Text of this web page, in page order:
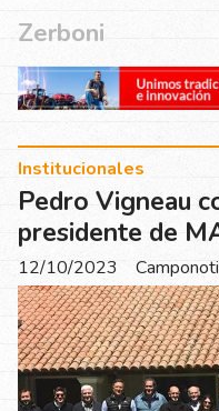
Zerboni
Pedro Vigneau
presidente de
Institucionales
12/10/2023